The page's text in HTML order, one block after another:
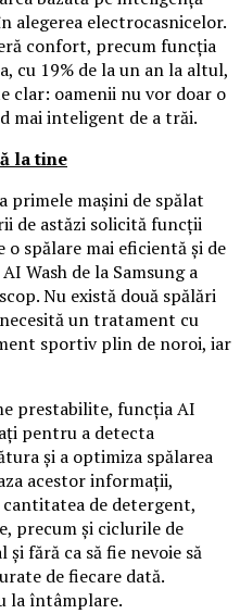
alegerea electrocasnicelor.
confort, precum funcția
cu 19% de la un an la altul,
clar: oamenii nu vor doar o
mai inteligent de a trăi.
la tine
primele mașini de spălat
de astăzi solicită funcții
o spălare mai eficientă și de
Wash de la Samsung a
Nu există două spălări
un tratament cu
sportiv plin de noroi, iar
prestabilite, funcția AI
pentru a detecta
și a optimiza spălarea
acestor informații,
de detergent,
precum și ciclurile de
fără ca să fie nevoie să
de fiecare dată.
la întâmplare.